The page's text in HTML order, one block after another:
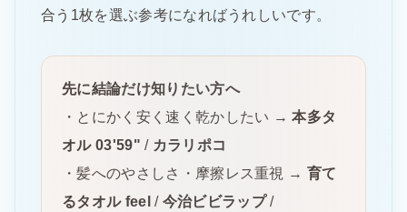
合う1枚を選ぶ参考になればうれしいです。
先に結論だけ知りたい方へ
・とにかく安く速く乾かしたい →本多タ
オル 03'59" / カラリポコ
・髪へのやさしさ・摩擦レス重視 → 育て
るタオル feel / 今治ビビラップ/